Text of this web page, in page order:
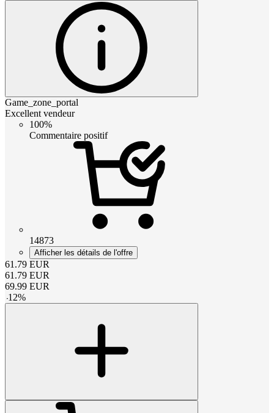
Game_zone_portal
Excellent vendeur
100%
Commentaire positif
14873
Afficher les détails de l'offre
61.79 EUR
61.79 EUR
69.99 EUR
-12%